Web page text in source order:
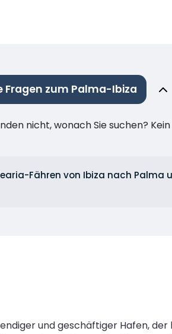
Fragen zum Palma-Ibiza
nicht, wonach Sie suchen?
Fähren von Ibiza nach Palma
und geschäftiger Hafen,